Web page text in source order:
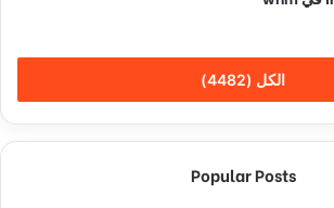
الكل (4482)
Popular Posts